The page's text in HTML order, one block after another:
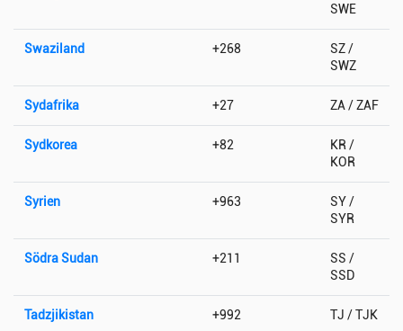
SWE
Swaziland +268
SZ /
SWZ
Sydafrika +27 ZA / ZAF
Sydkorea +82
KR /
KOR
Syrien +963
SY /
SYR
Södra Sudan +211
SS /
SSD
Tadzjikistan +992 TJ / TJK